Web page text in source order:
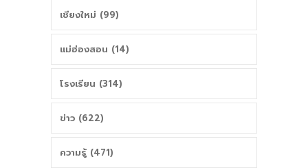
เชียงใหม่ (99)
แม่ฮ่องสอน (14)
โรงเรียน (314)
ข่าว (622)
ความรู้ (471)